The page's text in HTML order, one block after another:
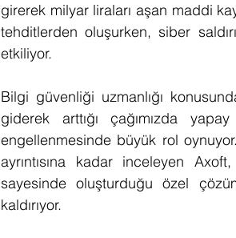
girerek milyar liraları aşan maddi
tehditlerden oluşurken, siber
etkiliyor.
Bilgi güvenliği uzmanlığı
giderek arttığı çağımızda
engellenmesinde büyük rol
ayrıntısına kadar inceleyen
sayesinde oluşturduğu özel
kaldırıyor.